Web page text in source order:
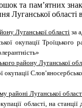
та пам’ятних
Луганської області
Луганської області за
окупації Троїцького
району Луганської
окупації
районі Луганської
області, на